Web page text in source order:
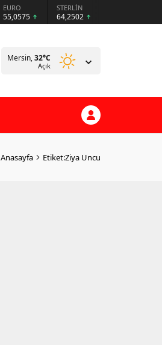
EURO
55,0575
STERLİN
64,2502
Mersin,32°C
Açık
Anasayfa Etiket:Ziya Uncu